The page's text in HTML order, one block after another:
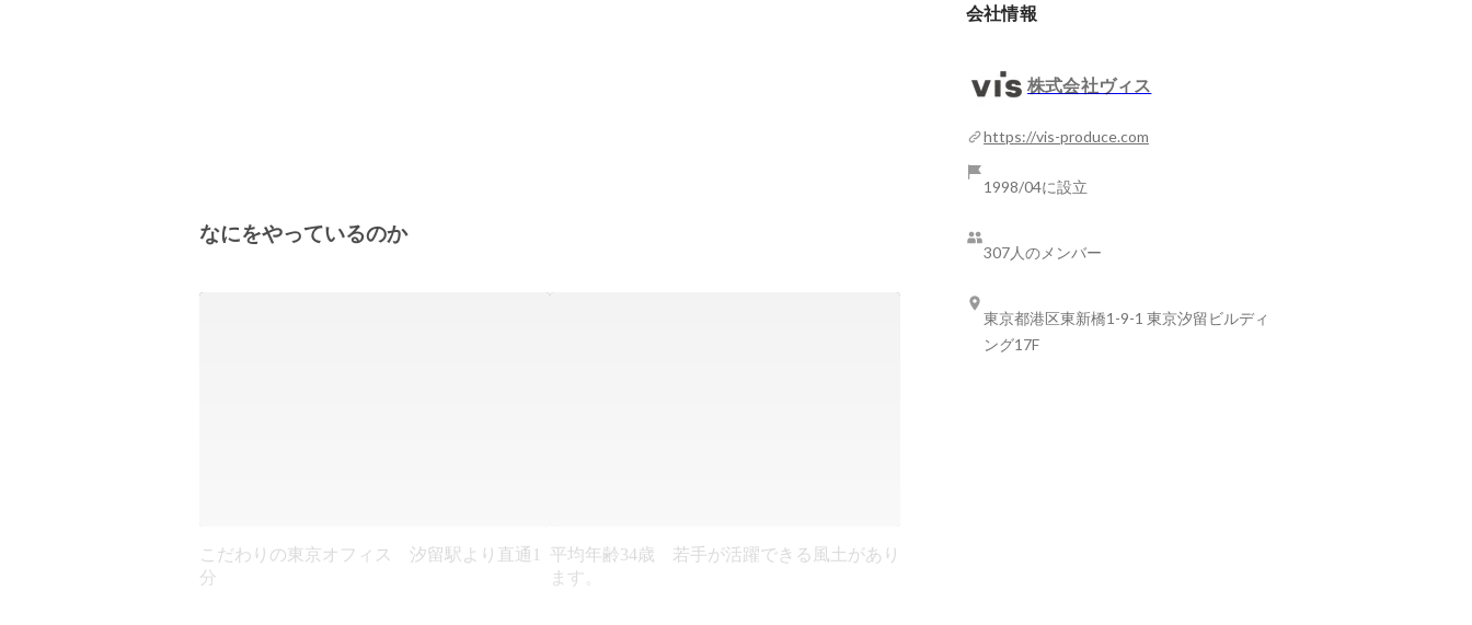
なにをやっているのか
こだわりの東京オフィス 汐留駅より直通1
分
平均年齢34歳 若手が活躍できる風土があり
ます。
会社情報
株式会社ヴィス
https://vis-produce.com
1998/04に設立
307人のメンバー
東京都港区東新橋1-9-1 東京汐留ビルディ
ング17F